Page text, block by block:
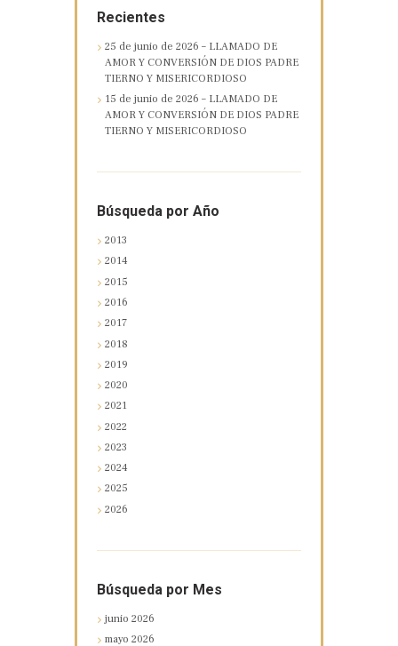
Recientes
25 de junio de 2026 – LLAMADO DE
AMOR Y CONVERSIÓN DE DIOS PADRE
TIERNO Y MISERICORDIOSO
15 de junio de 2026 – LLAMADO DE
AMOR Y CONVERSIÓN DE DIOS PADRE
TIERNO Y MISERICORDIOSO
Búsqueda por Año
2013
2014
2015
2016
2017
2018
2019
2020
2021
2022
2023
2024
2025
2026
Búsqueda por Mes
junio2026
mayo2026